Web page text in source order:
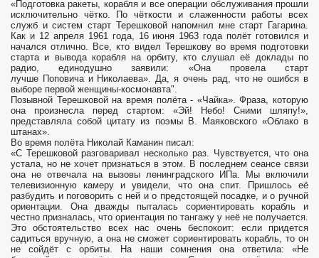
«Подготовка ракеты, корабля и все операции обслуживания прошли
исключительно чётко. По чёткости и слаженности работы всех
служб и систем старт Терешковой напомнил мне старт Гагарина.
Как и 12 апреля 1961 года, 16 июня 1963 года полёт готовился и
начался отлично. Все, кто видел Терешкову во время подготовки
старта и вывода корабля на орбиту, кто слушал её доклады по
радио, единодушно заявили: «Она провела старт
лучше Поповича и Николаева». Да, я очень рад, что не ошибся в
выборе первой женщины-космонавта".
Позывной Терешковой на время полёта - «Чайка». Фраза, которую
она произнесла перед стартом: «Эй! Небо! Сними шляпу!»,
представляла собой цитату из поэмы В. Маяковского «Облако в
штанах».
Во время полёта Николай Каманин писал:
«С Терешковой разговаривал несколько раз. Чувствуется, что она
устала, но не хочет признаться в этом. В последнем сеансе связи
она не отвечала на вызовы ленинградского ИПа. Мы включили
телевизионную камеру и увидели, что она спит. Пришлось её
разбудить и поговорить с ней и о предстоящей посадке, и о ручной
ориентации. Она дважды пыталась сориентировать корабль и
честно призналась, что ориентация по тангажу у неё не получается.
Это обстоятельство всех нас очень беспокоит: если придется
садиться вручную, а она не сможет сориентировать корабль, то он
не сойдёт с орбиты. На наши сомнения она ответила: «Не